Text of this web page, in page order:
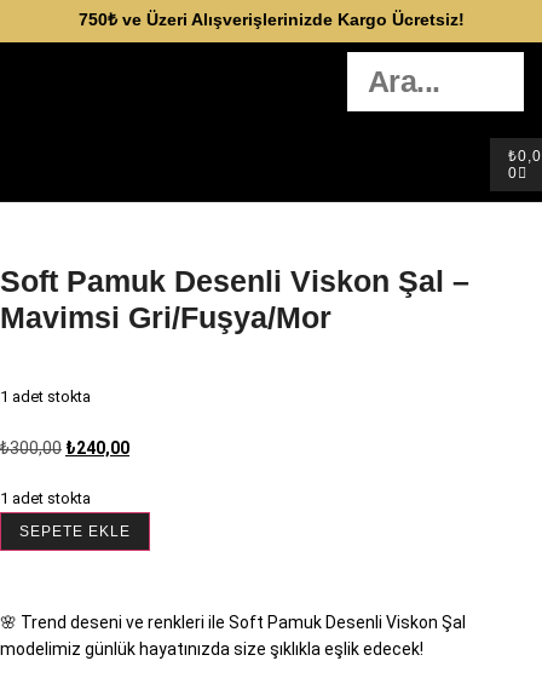
750₺ ve Üzeri Alışverişlerinizde Kargo Ücretsiz!
₺
0
Soft Pamuk Desenli Viskon Şal –
Mavimsi Gri/Fuşya/Mor
1 adet stokta
₺300,00 ₺240,00
1 adet stokta
SEPETE EKLE
🌸 Trend deseni ve renkleri ile Soft Pamuk Desenli Viskon Şal
modelimiz günlük hayatınızda size şıklıkla eşlik edecek!